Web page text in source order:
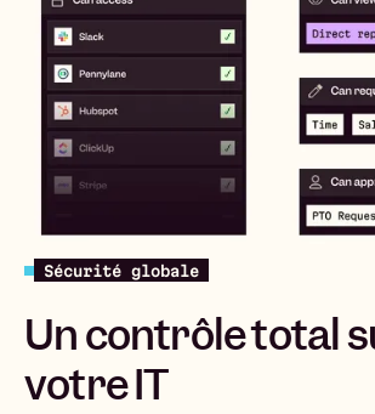
Sécurité globale
Un contrôle total
votre IT